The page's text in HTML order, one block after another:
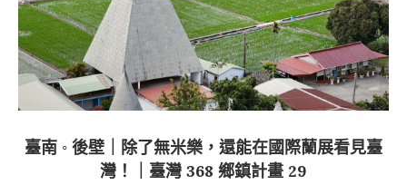
臺南 ◦ 後壁｜除了無米樂，還能在國際蘭展看見臺
灣！｜臺灣 368 鄉鎮計畫 29